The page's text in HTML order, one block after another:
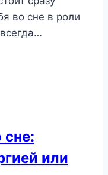
во сне в роли
сне:
или